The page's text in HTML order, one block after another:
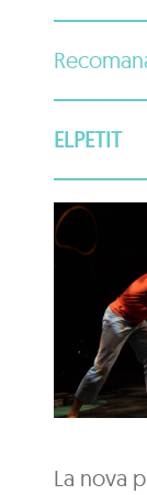
ELPETIT
La nova